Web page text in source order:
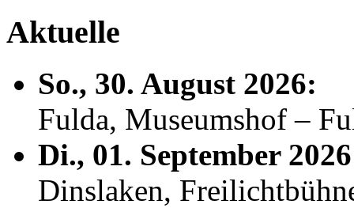
Aktuelle
So., 30. August 2026:
Fulda, Museumshof –
Di., 01. September
Dinslaken,